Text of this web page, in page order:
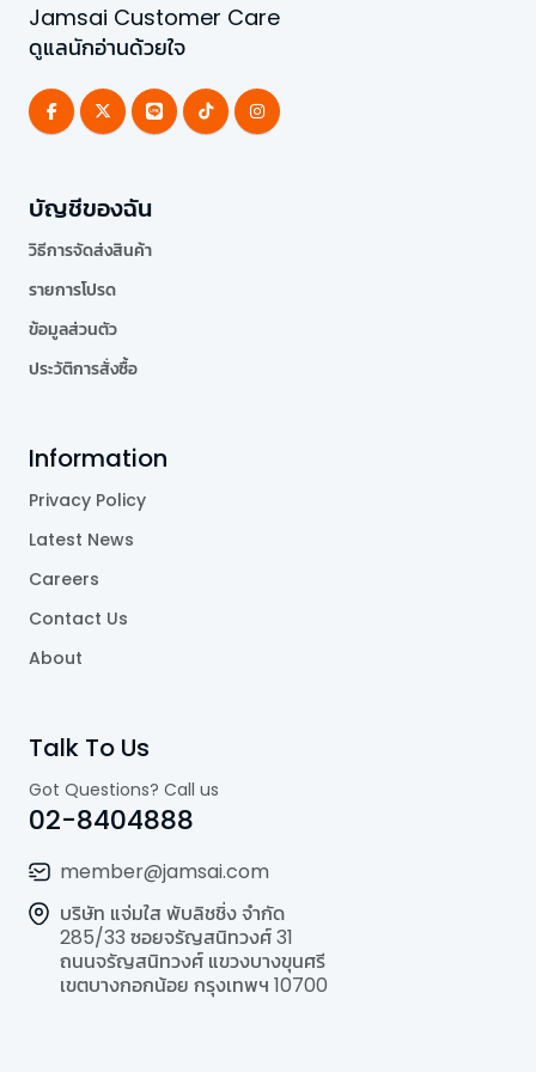
Jamsai Customer Care
ดูแลนักอ่านด้วยใจ
บัญชีของฉัน
วิธีการจัดส่งสินค้า
รายการโปรด
ข้อมูลส่วนตัว
ประวัติการสั่งซื้อ
Information
Privacy Policy
Latest News
Careers
Contact Us
About
Talk To Us
Got Questions? Call us
02-8404888
member@jamsai.com
บริษัท แจ่มใส พับลิชชิ่ง จำกัด
285/33 ซอยจรัญสนิทวงศ์ 31
ถนนจรัญสนิทวงศ์ แขวงบางขุนศรี
เขตบางกอกน้อย กรุงเทพฯ 10700